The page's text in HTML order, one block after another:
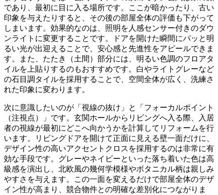
であり、最初に目に入る場所です。ここが暗かったり、古い
印象を与えたりすると、その後の部屋全体の評価も下がって
しまいます。効果的なのは、照明を人感センサー付きのダウ
ンライトに変更することです。ドアを開けた瞬間にパッと明
るい光が出迎えることで、安心感と先進性をアピールできま
す。また、たたき（土間）部分には、明るい色調のフロアタ
イルを上貼りするのもおすすめです。白やライトグレーなど
の石目調タイルを採用することで、空間全体が広く、洗練さ
れた印象に変わります。
次に意識したいのが「視線の抜け」と「フォーカルポイント
（注視点）」です。玄関ホールからリビングへ入る際、入居
者の視線が最初にどこへ向かうかを計算してリフォームを行
います。リビングドアを開けて正面に見える壁一面だけに、
デザイン性の高いアクセントクロスを採用するのは非常に有
効な手段です。グレーやネイビーといった落ち着いた色は高
級感を演出し、北欧風の幾何学模様やボタニカル柄は親しみ
やすさを与えます。この一面を変えるだけで部屋全体のデザ
イン性が高まり、競合物件との明確な差別化につながりま